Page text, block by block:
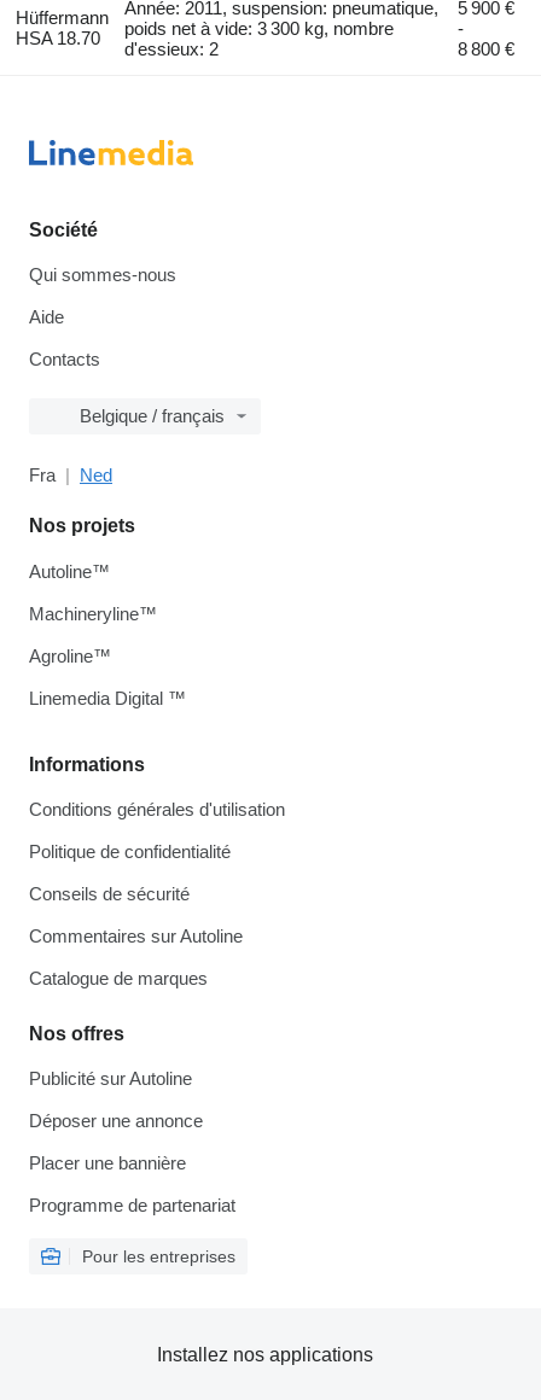
Hüffermann
HSA 18.70
Année: 2011, suspension: pneumatique,
poids net à vide: 3 300 kg, nombre
d'essieux: 2
5 900 €
-
8 800 €
Société
Qui sommes-nous
Aide
Contacts
Belgique / français
Fra Ned
Informations
Conditions générales d'utilisation
Politique de confidentialité
Conseils de sécurité
Commentaires sur Autoline
Catalogue de marques
Nos offres
Publicité sur Autoline
Déposer une annonce
Placer une bannière
Programme de partenariat
Pour les entreprises
Nos projets
Autoline™
Machineryline™
Agroline™
Linemedia Digital ™
Installez nos applications